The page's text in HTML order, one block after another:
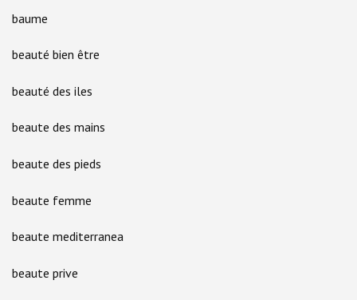
baume
beauté bien être
beauté des iles
beaute des mains
beaute des pieds
beaute femme
beaute mediterranea
beaute prive